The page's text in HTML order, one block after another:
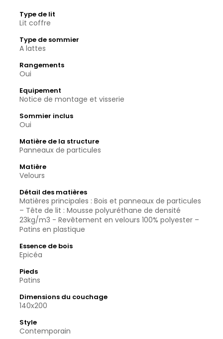
Type de lit
Lit coffre
Type de sommier
A lattes
Rangements
Oui
Equipement
Notice de montage et visserie
Sommier inclus
Oui
Matière de la structure
Panneaux de particules
Matière
Velours
Détail des matières
Matières principales : Bois et panneaux de particules
– Tête de lit : Mousse polyuréthane de densité
23kg/m3 - Revêtement en velours 100% polyester –
Patins en plastique
Essence de bois
Epicéa
Pieds
Patins
Dimensions du couchage
140x200
Style
Contemporain